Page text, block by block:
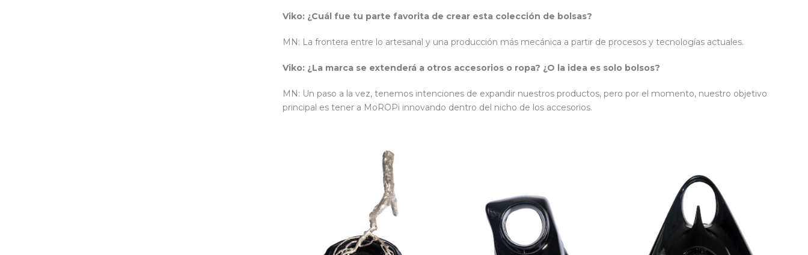
Viko: ¿Cuál fue tu parte favorita de crear esta colección de bolsas?
MN: La frontera entre lo artesanal y una producción más mecánica a partir de procesos y tecnologías actuales.
Viko: ¿La marca se extenderá a otros accesorios o ropa? ¿O la idea es solo bolsos?
MN: Un paso a la vez, tenemos intenciones de expandir nuestros productos, pero por el momento, nuestro objetivo
principal es tener a MoROPi innovando dentro del nicho de los accesorios.